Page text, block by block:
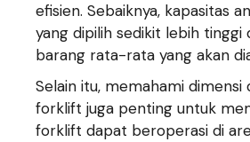
efisien. Sebaiknya, kapasitas
yang dipilih sedikit lebih tinggi
barang rata-rata yang akan
Selain itu, memahami dimensi
forklift juga penting untuk
forklift dapat beroperasi di